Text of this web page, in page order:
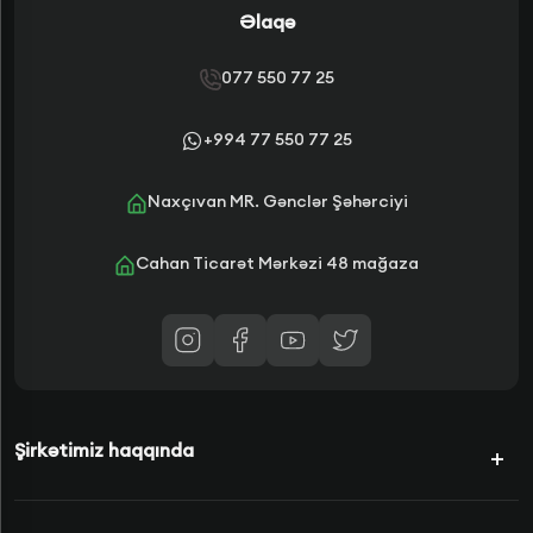
Şirkətimiz haqqında
Əlaqə
077 550 77 25
+994 77 550 77 25
Naxçıvan MR. Gənclər Şəhərciyi
Cahan Ticarət Mərkəzi 48 mağaza